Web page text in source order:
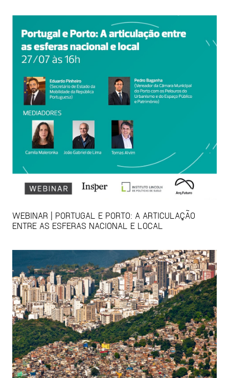
WEBINAR | PORTUGAL E PORTO: A ARTICULAÇÃO
ENTRE AS ESFERAS NACIONAL E LOCAL